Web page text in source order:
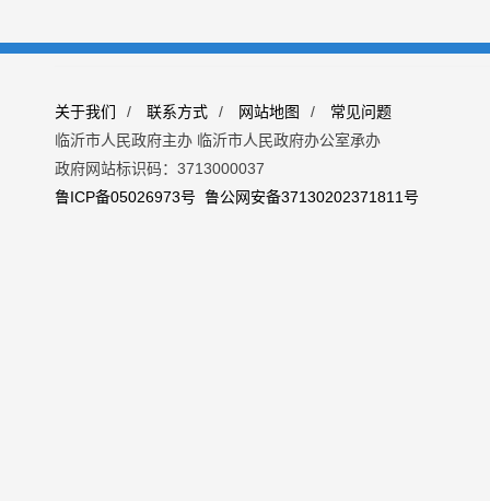
关于我们 / 联系方式 / 网站地图 /
常见问题
临沂市人民政府主办 临沂市人民政府办公室承办
政府网站标识码：3713000037
鲁ICP备05026973号 鲁公网安备37130202371811号